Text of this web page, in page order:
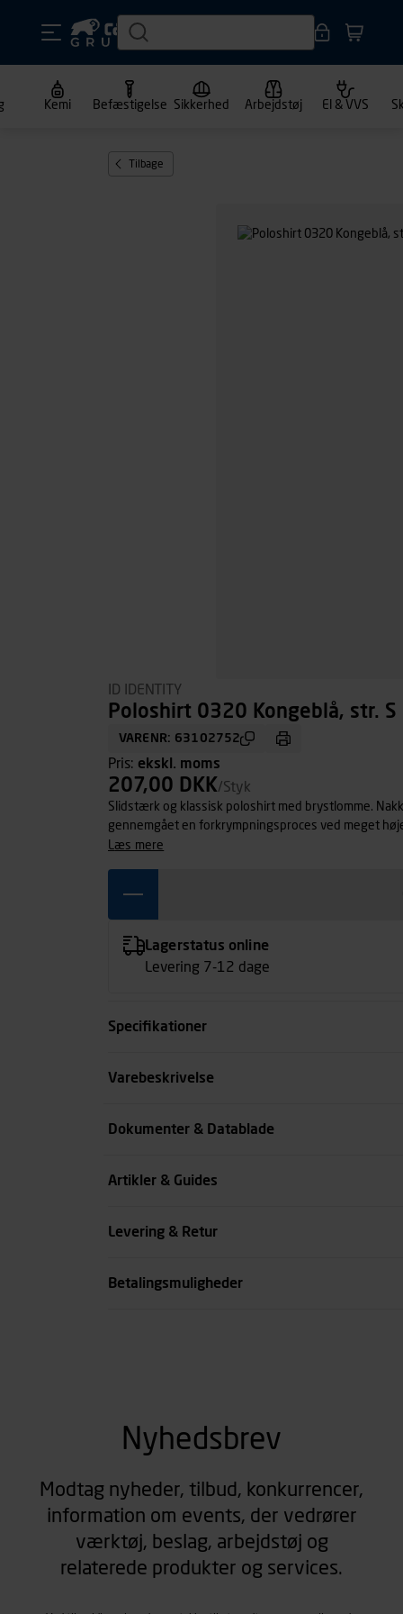
Kemi Befæstigelse Sikkerhed Arbejdstøj El & VVS
Tilbage
ID IDENTITY
Poloshirt 0320 Kongeblå, str. S
VARENR: 63102752
Pris: ekskl. moms
207,00 DKK/Styk
Slidstærk og klassisk poloshirt med brystlomme.
gennemgået en forkrympningsproces ved meget
ekstra stabilitet og lang levetid.
læs mere
Lagerstatus online
Levering 7-12 dage
Specifikationer
Farve
Varebeskrivelse
Dokumenter & Datablade
Artikler & Guides
Levering & Retur
Betalingsmuligheder
Nyhedsbrev
Modtag nyheder, tilbud, konkurrencer,
information om events, der vedrører
værktøj, beslag, arbejdstøj og
relaterede produkter og services.